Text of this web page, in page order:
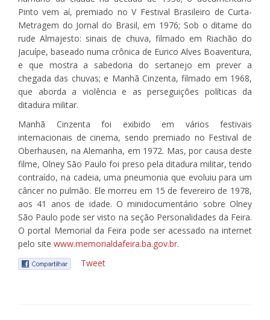
Pinto vem aí, premiado no V Festival Brasileiro de Curta-
Metragem do Jornal do Brasil, em 1976; Sob o ditame do
rude Almajesto: sinais de chuva, filmado em Riachão do
Jacuípe, baseado numa crônica de Eurico Alves Boaventura,
e que mostra a sabedoria do sertanejo em prever a
chegada das chuvas; e Manhã Cinzenta, filmado em 1968,
que aborda a violência e as perseguições políticas da
ditadura militar.
Manhã Cinzenta foi exibido em vários festivais
internacionais de cinema, sendo premiado no Festival de
Oberhausen, na Alemanha, em 1972. Mas, por causa deste
filme, Olney São Paulo foi preso pela ditadura militar, tendo
contraído, na cadeia, uma pneumonia que evoluiu para um
câncer no pulmão. Ele morreu em 15 de fevereiro de 1978,
aos 41 anos de idade. O minidocumentário sobre Olney
São Paulo pode ser visto na seção Personalidades da Feira.
O portal Memorial da Feira pode ser acessado na internet
pelo site www.memorialdafeira.ba.gov.br.
Tweet